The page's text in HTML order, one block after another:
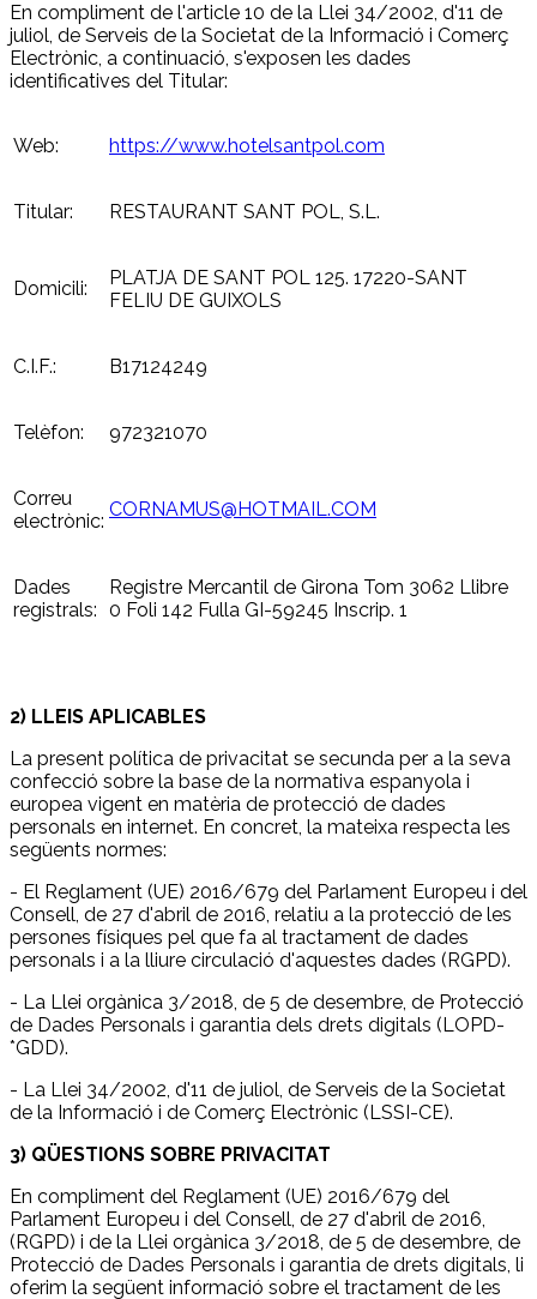
En compliment de l'article 10 de la Llei 34/2002, d'11 de
juliol, de Serveis de la Societat de la Informació i Comerç
Electrònic, a continuació, s'exposen les dades
identificatives del Titular:
Web: https://www.hotelsantpol.com
Titular: RESTAURANT SANT POL, S.L.
Domicili:
PLATJA DE SANT POL 125. 17220-SANT
FELIU DE GUIXOLS
C.I.F.: B17124249
Telèfon: 972321070
Correu
electrònic:
CORNAMUS@HOTMAIL.COM
Dades
registrals:
Registre Mercantil de Girona Tom 3062 Llibre
0 Foli 142 Fulla GI-59245 Inscrip. 1
2) LLEIS APLICABLES
La present política de privacitat se secunda per a la seva
confecció sobre la base de la normativa espanyola i
europea vigent en matèria de protecció de dades
personals en internet. En concret, la mateixa respecta les
següents normes:
- El Reglament (UE) 2016/679 del Parlament Europeu i del
Consell, de 27 d'abril de 2016, relatiu a la protecció de les
persones físiques pel que fa al tractament de dades
personals i a la lliure circulació d'aquestes dades (RGPD).
- La Llei orgànica 3/2018, de 5 de desembre, de Protecció
de Dades Personals i garantia dels drets digitals (LOPD-
*GDD).
- La Llei 34/2002, d'11 de juliol, de Serveis de la Societat
de la Informació i de Comerç Electrònic (LSSI-CE).
3) QÜESTIONS SOBRE PRIVACITAT
En compliment del Reglament (UE) 2016/679 del
Parlament Europeu i del Consell, de 27 d'abril de 2016,
(RGPD) i de la Llei orgànica 3/2018, de 5 de desembre, de
Protecció de Dades Personals i garantia de drets digitals, li
oferim la següent informació sobre el tractament de les